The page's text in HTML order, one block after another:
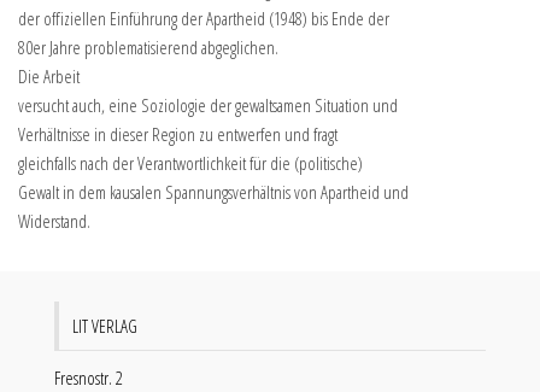
der offiziellen Einführung der Apartheid (1948) bis Ende der
80er Jahre problematisierend abgeglichen.
Die Arbeit
versucht auch, eine Soziologie der gewaltsamen Situation und
Verhältnisse in dieser Region zu entwerfen und fragt
gleichfalls nach der Verantwortlichkeit für die (politische)
Gewalt in dem kausalen Spannungsverhältnis von Apartheid und
Widerstand.
LIT VERLAG
Fresnostr. 2